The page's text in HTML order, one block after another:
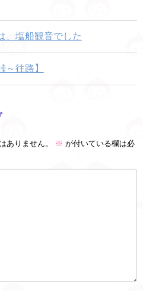
、塩船観音でした
往路】
ありません。 ※ が付いている欄は必